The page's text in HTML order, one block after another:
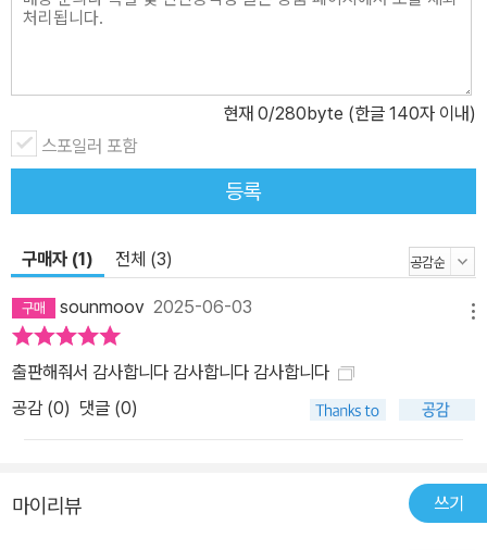
가 아는 『환등기』가 세상의 빛을 보게 된다. 영화계 거장의 ‘자서전’
덕? 그러나 『환등기』엔 으레 ‘자서전’이라 하면 시간의 흐름에 따라
열거되어 있을 법한 내용이 거의 없다. 물론, 충분히 납득할 만한 자기
자랑이 아주 조금씩, 이곳저곳에 산재되어 있긴 하지만 그것은 단지
일생을 돌아보기 위해 거쳐 가야 하는 변죽일 따름이다. 잉마르베리
는 사실과 허구의 경계를 자유로이 넘나드는, 시간의 흐름마저 무시
잔치다. 목사 집안의 둘째 아들로 태어난 잉마르 베리만의 어린 삶은,
서슴없이 매질할 만큼 엄한 아버지와 (회피적인 성격을 지닌) 목사의
아내라는 과중한 지위에 짓눌려 우울증을 앓던 어머니, 죽이고 싶을
정도로 얄밉지만 그만큼 가엾은 형과 누이, 그를 성숙한 인격으로 이
끌어 준 할머니, 짓궂은 친구들에게 둘러싸인 채 성년으로 나아간다.
한 숭배, 연극판에서 벌어진 온갖 푸닥거리를 들려주다가 돌연 자신
현재 0/280byte (한글 140자 이내)
스포일러 포함
등록
구매자 (1) 전체 (3)
sounmoov 2025-06-03
출판해줘서 감사합니다 감사합니다 감사합니다
공감 (0) 댓글 (0)
마이리뷰 쓰기